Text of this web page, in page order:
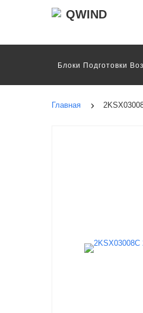
Блоки Подготовки
Motion Terminal
Главная